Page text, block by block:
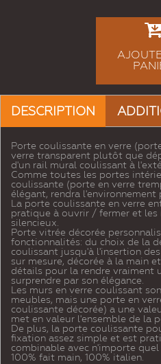
DESCRIPTION
Porte coulissante en verre
verre transparent plutôt que
d'un rail mural coulissant à
Comme toutes les portes
coulissante (porte en verre
élégant, rendra
La porte coulissante en verre
pratique à ouvrir / fermer et les
silencieux.
Porte vitrée décorée
fonctionnalités: du choix de la
coulissant jusqu'à l'insertion
sur mesure, décorée à la main
détails pour la rendre vraiment
surprendre par son élégance.
Les murs en verre coulissant
meubles, mais une porte en
coulissante décorée) a une
met en valeur l'ensemble de la
De plus, la porte coulissante
fixation assez simple et est
combinable avec n'importe
100% fait main, 100% italien.